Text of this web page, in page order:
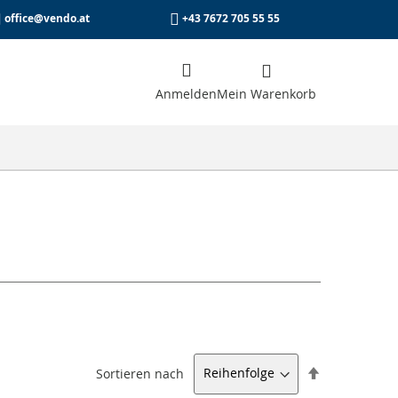
office@vendo.at +43 7672 705 55 55
AnmeldenMein Warenkorb
Sortieren nach